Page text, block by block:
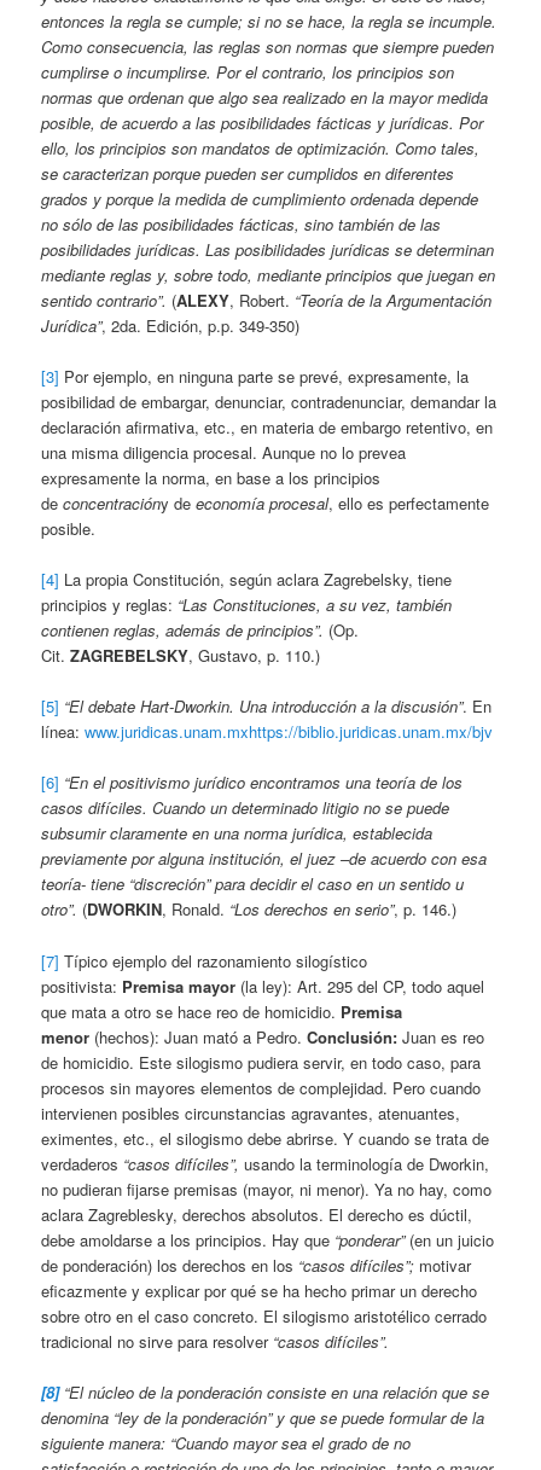
entonces la regla se cumple; si no se hace, la regla se incumple.
Como consecuencia, las reglas son normas que siempre pueden
cumplirse o incumplirse. Por el contrario, los principios son
normas que ordenan que algo sea realizado en la mayor medida
posible, de acuerdo a las posibilidades fácticas y jurídicas. Por
ello, los principios son mandatos de optimización. Como tales,
se caracterizan porque pueden ser cumplidos en diferentes
grados y porque la medida de cumplimiento ordenada depende
no sólo de las posibilidades fácticas, sino también de las
posibilidades jurídicas. Las posibilidades jurídicas se determinan
mediante reglas y, sobre todo, mediante principios que juegan en
sentido contrario”. (ALEXY, Robert. “Teoría de la Argumentación
Jurídica”, 2da. Edición, p.p. 349-350)
[3] Por ejemplo, en ninguna parte se prevé, expresamente, la
posibilidad de embargar, denunciar, contradenunciar, demandar la
declaración afirmativa, etc., en materia de embargo retentivo, en
una misma diligencia procesal. Aunque no lo prevea
expresamente la norma, en base a los principios
deconcentracióny deeconomía procesal, ello es perfectamente
posible.
[4] La propia Constitución, según aclara Zagrebelsky, tiene
principios y reglas: “Las Constituciones, a su vez, también
contienen reglas, además de principios”. (Op.
Cit.ZAGREBELSKY, Gustavo, p. 110.)
[5] “El debate Hart-Dworkin. Una introducción a la discusión”. En
línea:www.juridicas.unam.mxhttps://biblio.juridicas.unam.mx/bjv
[6] “En el positivismo jurídico encontramos una teoría de los
casos difíciles. Cuando un determinado litigio no se puede
subsumir claramente en una norma jurídica, establecida
previamente por alguna institución, el juez –de acuerdo con esa
teoría- tiene “discreción” para decidir el caso en un sentido u
otro”. (DWORKIN, Ronald. “Los derechos en serio”, p. 146.)
[7] Típico ejemplo del razonamiento silogístico
positivista: Premisa mayor (la ley): Art. 295 del CP, todo aquel
que mata a otro se hace reo de homicidio. Premisa
menor (hechos): Juan mató a Pedro.Conclusión: Juan es reo
de homicidio. Este silogismo pudiera servir, en todo caso, para
procesos sin mayores elementos de complejidad. Pero cuando
intervienen posibles circunstancias agravantes, atenuantes,
eximentes, etc., el silogismo debe abrirse. Y cuando se trata de
verdaderos “casos difíciles”, usando la terminología de Dworkin,
no pudieran fijarse premisas (mayor, ni menor). Ya no hay, como
aclara Zagreblesky, derechos absolutos. El derecho es dúctil,
debe amoldarse a los principios. Hay que “ponderar”(en un juicio
de ponderación) los derechos en los “casos difíciles”; motivar
eficazmente y explicar por qué se ha hecho primar un derecho
sobre otro en el caso concreto. El silogismo aristotélico cerrado
tradicional no sirve para resolver “casos difíciles”.
[8]“El núcleo de la ponderación consiste en una relación que se
denomina “ley de la ponderación” y que se puede formular de la
siguiente manera: “Cuando mayor sea el grado de no